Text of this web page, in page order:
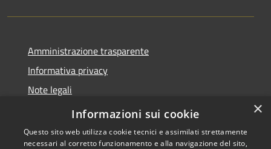
Amministrazione trasparente
Informativa privacy
Note legali
Dichiarazione di accessibilità
×
Informazioni sui cookie
Questo sito web utilizza cookie tecnici e assimilati strettamente
necessari al corretto funzionamento e alla navigazione del sito,